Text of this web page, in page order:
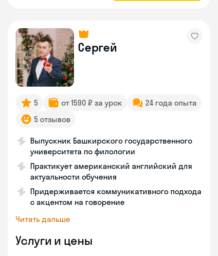
Сергей
5 от 1590 ₽ за урок
24 года опыта
5 отзывов
Выпускник Башкирского государственного
университета по филологии
Практикует американский английский для
актуальности обучения
Придерживается коммуникативного подхода
с акцентом на говорение
Читать дальше
Услуги и цены